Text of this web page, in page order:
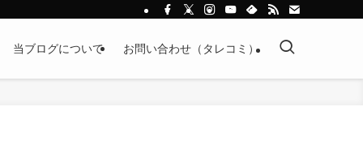
当ブログについて お問い合わせ（タレコミ）